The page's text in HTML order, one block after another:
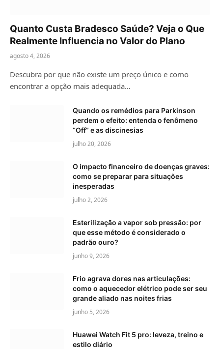
Quanto Custa Bradesco Saúde? Veja o Que
Realmente Influencia no Valor do Plano
agosto 4, 2026
Descubra por que não existe um preço único e como
encontrar a opção mais adequada…
Quando os remédios para Parkinson
perdem o efeito: entenda o fenômeno
“Off” e as discinesias
julho 20, 2026
O impacto financeiro de doenças graves:
como se preparar para situações
inesperadas
julho 2, 2026
Esterilização a vapor sob pressão: por
que esse método é considerado o
padrão ouro?
junho 9, 2026
Frio agrava dores nas articulações:
como o aquecedor elétrico pode ser seu
grande aliado nas noites frias
junho 5, 2026
Huawei Watch Fit 5 pro: leveza, treino e
estilo diário